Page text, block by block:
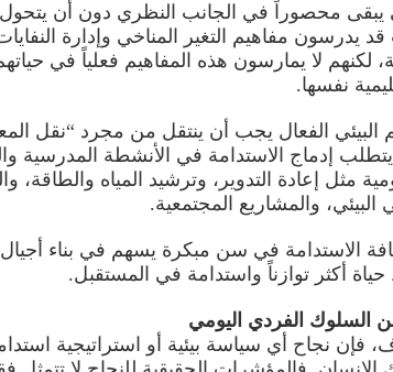
يبقى محصوراً في الجانب النظري دون أن يتحول
يدرسون مفاهيم التغير المناخي وإدارة
لكنهم لا يمارسون هذه المفاهيم فعلياً في
نفسها.
البيئي الفعال يجب أن ينتقل من مجرد “نقل
إدماج الاستدامة في الأنشطة المدرسية
مثل إعادة التدوير، وترشيد المياه والطاقة،
والمشاريع المجتمعية.
الاستدامة في سن مبكرة يسهم في بناء أجيال
أكثر توازناً واستدامة في المستقبل.
من السلوك الفردي اليومي
فإن نجاح أي سياسة بيئية أو استراتيجية